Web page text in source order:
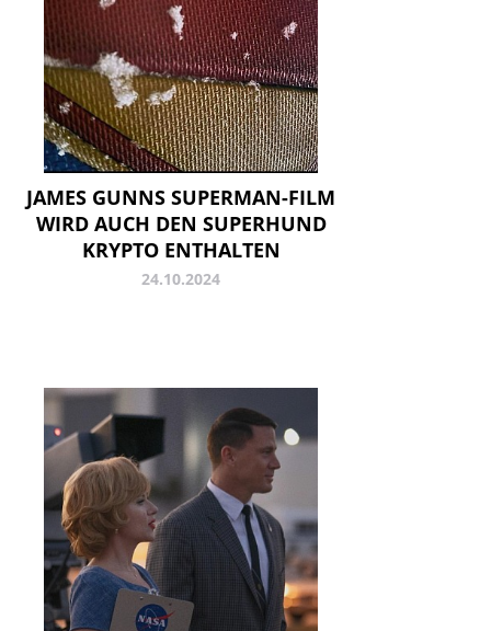
JAMES GUNNS SUPERMAN-FILM
WIRD AUCH DEN SUPERHUND
KRYPTO ENTHALTEN
24.10.2024